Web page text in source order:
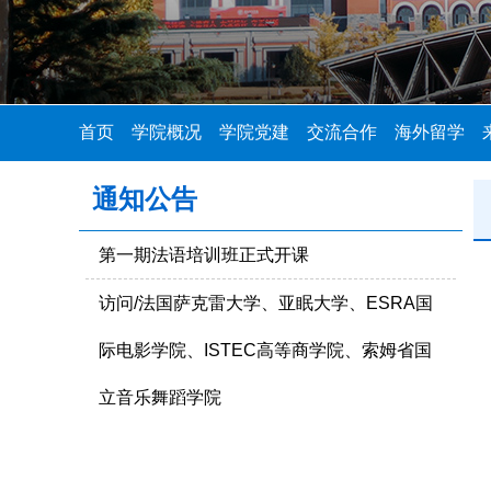
首页 学院概况 学院党建 交流合作 海外留学
通知公告
第一期法语培训班正式开课
访问/法国萨克雷大学、亚眠大学、ESRA国
际电影学院、ISTEC高等商学院、索姆省国
立音乐舞蹈学院